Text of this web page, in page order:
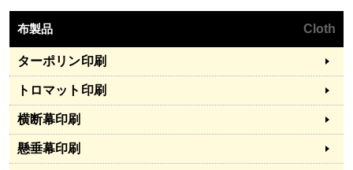
布製品 Cloth
ターポリン印刷
トロマット印刷
横断幕印刷
懸垂幕印刷